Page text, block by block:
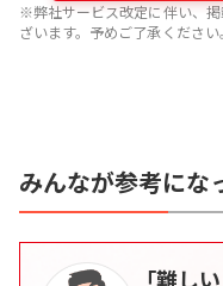
※弊社サービス改定に伴い、
ざいます。予めご了承ください。
みんなが参考にな
「難し